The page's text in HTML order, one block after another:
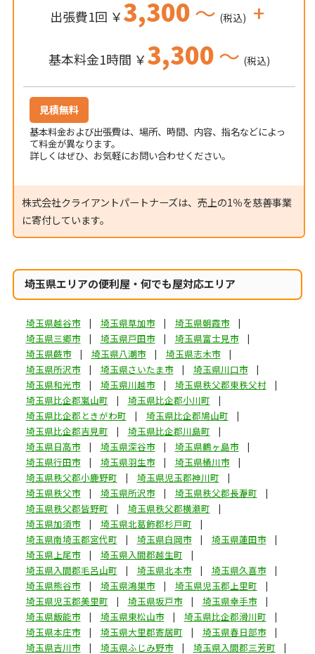
出張費1回 ￥3,300～ (税込) +
基本料金1時間 ￥3,300～ (税込)
見積無料
基本料金および出張費は、場所、時間、内容、指名などによっ
て料金が異なります。
詳しくはぜひ、お気軽にお問い合わせください。
株式会社クライアントパートナーズは、売上の1％を慈善事業
に寄付しています。
埼玉県エリアの便利屋・何でも屋対応エリア
埼玉県越谷市 埼玉県草加市
埼玉県朝霞市
埼玉県三郷市
埼玉県戸田市
埼玉県富士見市
埼玉県蕨市
埼玉県八潮市
埼玉県志木市
埼玉県所沢市
埼玉県さいたま市
埼玉県川口市
埼玉県和光市
埼玉県川越市
埼玉県秩父郡東秩父村
埼玉県比企郡嵐山町
埼玉県比企郡小川町
埼玉県比企郡ときがわ町
埼玉県比企郡鳩山町
埼玉県比企郡吉見町
埼玉県比企郡川島町
埼玉県日高市
埼玉県深谷市
埼玉県鶴ヶ島市
埼玉県行田市
埼玉県羽生市
埼玉県桶川市
埼玉県秩父郡小鹿野町
埼玉県児玉郡神川町
埼玉県秩父市
埼玉県所沢市
埼玉県秩父郡長瀞町
埼玉県秩父郡皆野町
埼玉県秩父郡横瀬町
埼玉県加須市
埼玉県北葛飾郡杉戸町
埼玉県南埼玉郡宮代町
埼玉県白岡市
埼玉県蓮田市
埼玉県上尾市
埼玉県入間郡越生町
埼玉県入間郡毛呂山町
埼玉県北本市
埼玉県久喜市
埼玉県熊谷市
埼玉県鴻巣市
埼玉県児玉郡上里町
埼玉県児玉郡美里町
埼玉県坂戸市
埼玉県幸手市
埼玉県飯能市
埼玉県東松山市
埼玉県比企郡滑川町
埼玉県本庄市
埼玉県大里郡寄居町
埼玉県春日部市
埼玉県吉川市
埼玉県ふじみ野市
埼玉県入間郡三芳町